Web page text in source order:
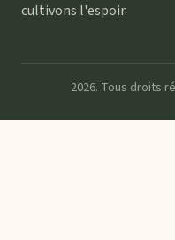
cultivons l'espoir.
2026. Tous droits